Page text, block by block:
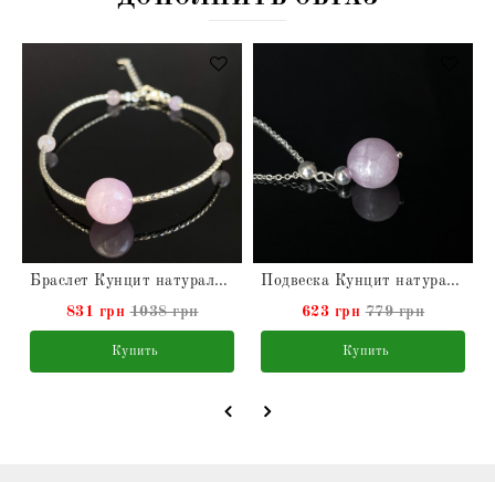
Браслет Кунцит натуральный в серебре
831 грн 1038 грн
Купить
Подвеска Кунцит натуральный
623 грн 779 грн
Купить